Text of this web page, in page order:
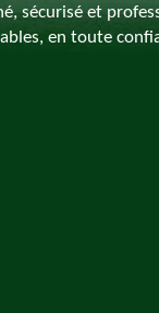
sécurisé et
en toute